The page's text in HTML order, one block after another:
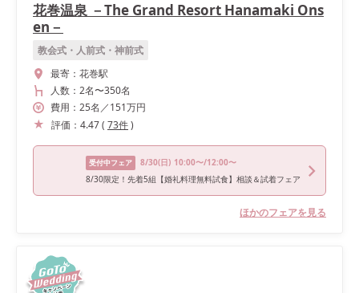
花巻温泉 －The Grand Resort Hanamaki Ons
en－
教会式・人前式・神前式
最寄： 花巻駅
人数： 2名〜350名
費用： 25名 ／151万円
評価： 4.47( 73件)
受付中フェア 8/30(日) 10:00〜/12:00〜
8/30限定！先着5組【婚礼料理無料試食】相談＆試着フェア
ほかのフェアを見る